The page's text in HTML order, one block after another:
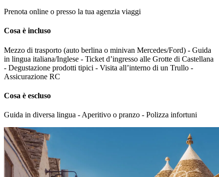
Prenota online o presso la tua agenzia viaggi
Cosa è incluso
Mezzo di trasporto (auto berlina o minivan Mercedes/Ford) - Guida
in lingua italiana/Inglese - Ticket d’ingresso alle Grotte di Castellana
- Degustazione prodotti tipici - Visita all’interno di un Trullo -
Assicurazione RC
Cosa è escluso
Guida in diversa lingua - Aperitivo o pranzo - Polizza infortuni